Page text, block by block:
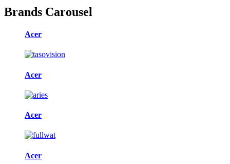
Brands Carousel
Acer
Acer
Acer
Acer